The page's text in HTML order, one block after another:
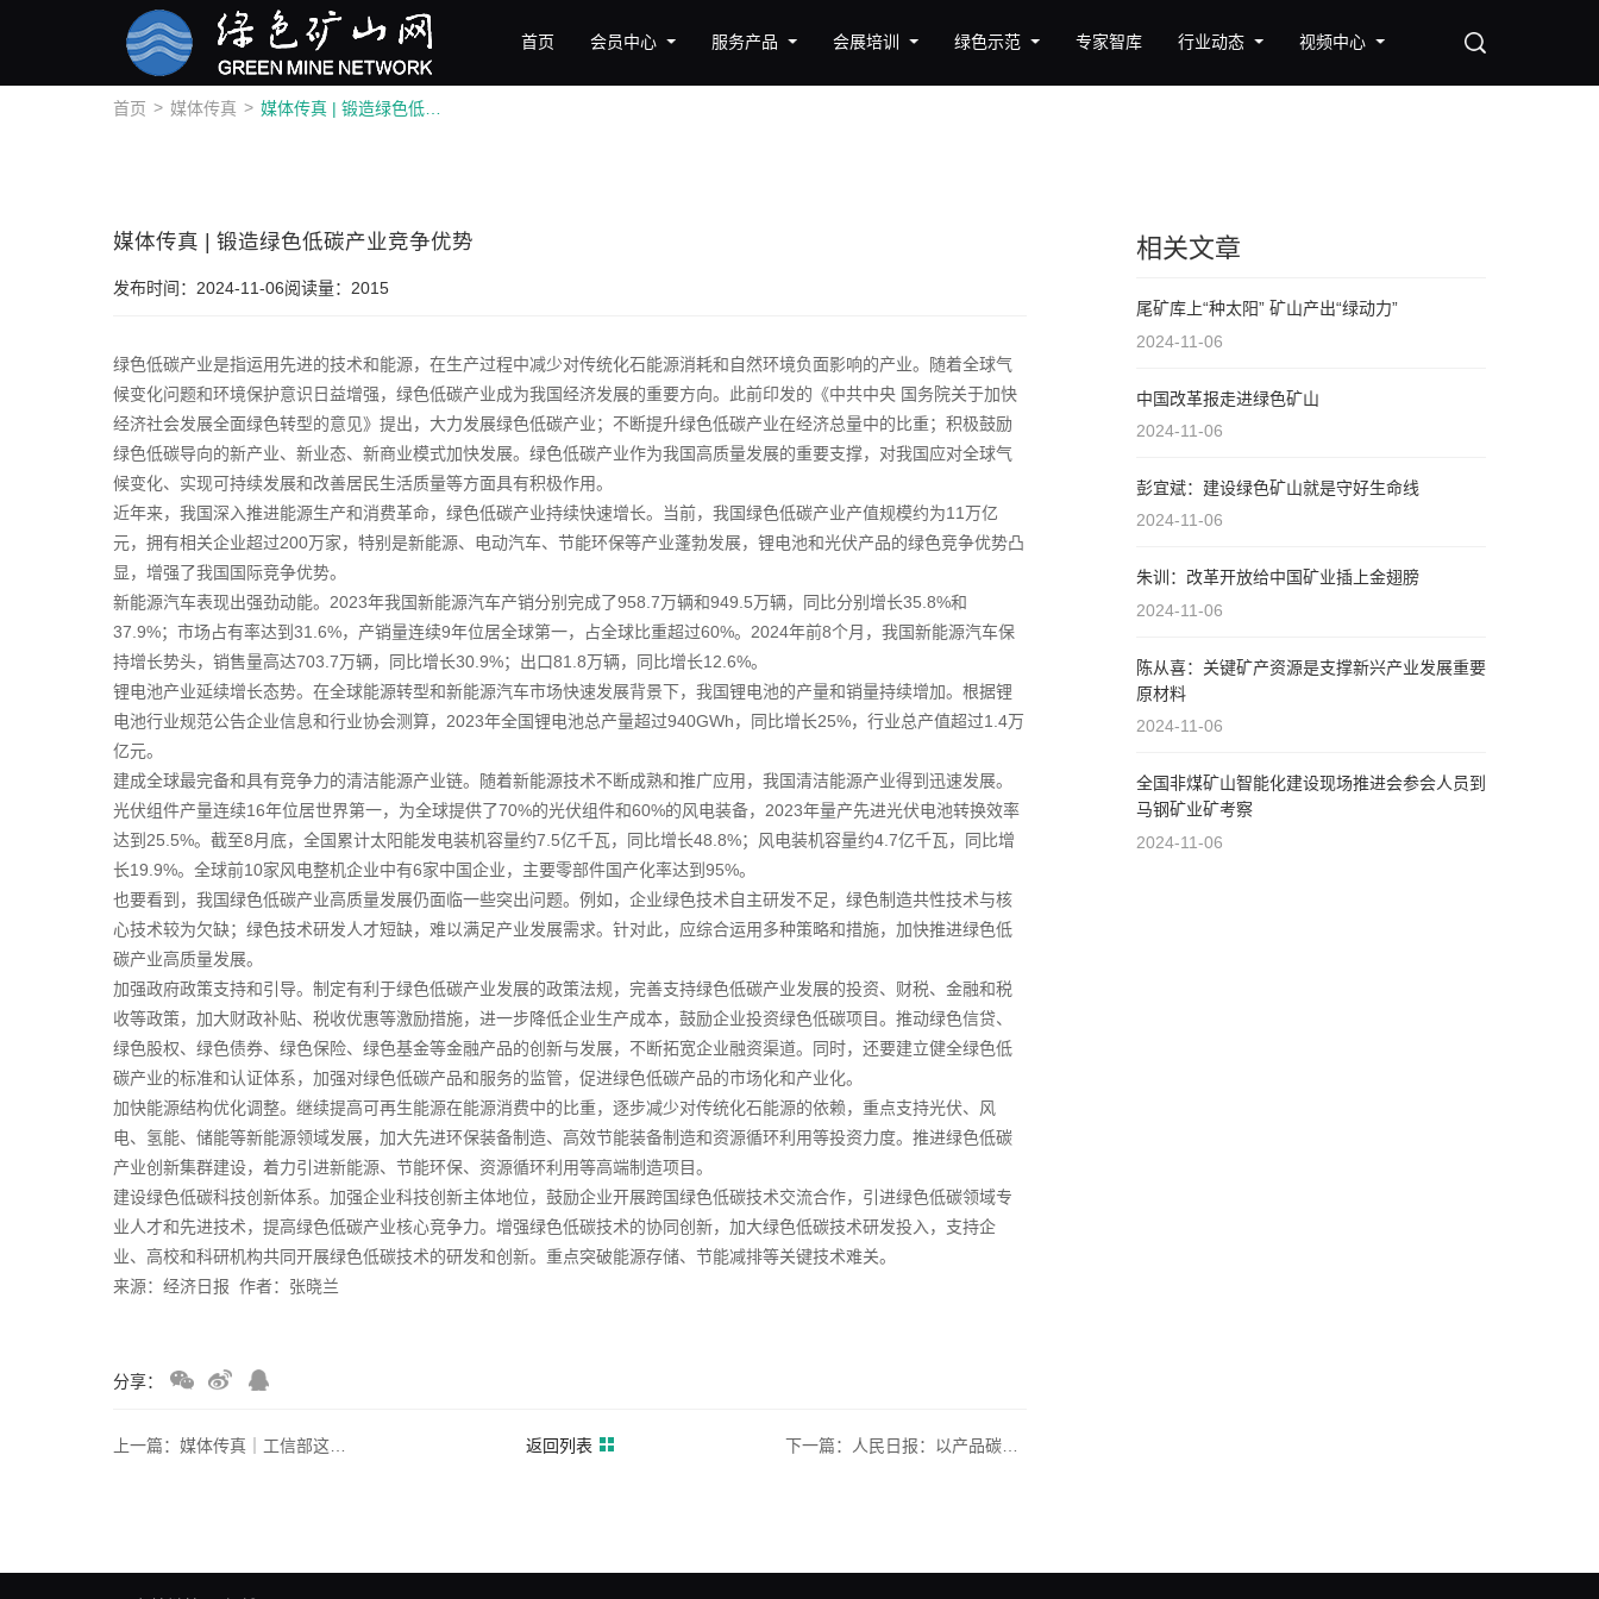
首页 会员中心 服务产品 会展培训 绿色示范 专家智库 行业动态 视频中心
首页 > 媒体传真 > 媒体传真 | 锻造绿色低碳产业竞争优势
媒体传真 | 锻造绿色低碳产业竞争优势
发布时间：2024-11-06阅读量：2015
绿色低碳产业是指运用先进的技术和能源，在生产过程中减少对传统化石能源消耗和自然环境负面影响的产业。随着全球气
候变化问题和环境保护意识日益增强，绿色低碳产业成为我国经济发展的重要方向。此前印发的《中共中央 国务院关于加快
经济社会发展全面绿色转型的意见》提出，大力发展绿色低碳产业；不断提升绿色低碳产业在经济总量中的比重；积极鼓励
绿色低碳导向的新产业、新业态、新商业模式加快发展。绿色低碳产业作为我国高质量发展的重要支撑，对我国应对全球气
候变化、实现可持续发展和改善居民生活质量等方面具有积极作用。
近年来，我国深入推进能源生产和消费革命，绿色低碳产业持续快速增长。当前，我国绿色低碳产业产值规模约为11万亿
元，拥有相关企业超过200万家，特别是新能源、电动汽车、节能环保等产业蓬勃发展，锂电池和光伏产品的绿色竞争优势凸
显，增强了我国国际竞争优势。
新能源汽车表现出强劲动能。2023年我国新能源汽车产销分别完成了958.7万辆和949.5万辆，同比分别增长35.8%和
37.9%；市场占有率达到31.6%，产销量连续9年位居全球第一，占全球比重超过60%。2024年前8个月，我国新能源汽车保
持增长势头，销售量高达703.7万辆，同比增长30.9%；出口81.8万辆，同比增长12.6%。
锂电池产业延续增长态势。在全球能源转型和新能源汽车市场快速发展背景下，我国锂电池的产量和销量持续增加。根据锂
电池行业规范公告企业信息和行业协会测算，2023年全国锂电池总产量超过940GWh，同比增长25%，行业总产值超过1.4万
亿元。
建成全球最完备和具有竞争力的清洁能源产业链。随着新能源技术不断成熟和推广应用，我国清洁能源产业得到迅速发展。
光伏组件产量连续16年位居世界第一，为全球提供了70%的光伏组件和60%的风电装备，2023年量产先进光伏电池转换效率
达到25.5%。截至8月底，全国累计太阳能发电装机容量约7.5亿千瓦，同比增长48.8%；风电装机容量约4.7亿千瓦，同比增
长19.9%。全球前10家风电整机企业中有6家中国企业，主要零部件国产化率达到95%。
也要看到，我国绿色低碳产业高质量发展仍面临一些突出问题。例如，企业绿色技术自主研发不足，绿色制造共性技术与核
心技术较为欠缺；绿色技术研发人才短缺，难以满足产业发展需求。针对此，应综合运用多种策略和措施，加快推进绿色低
碳产业高质量发展。
加强政府政策支持和引导。制定有利于绿色低碳产业发展的政策法规，完善支持绿色低碳产业发展的投资、财税、金融和税
收等政策，加大财政补贴、税收优惠等激励措施，进一步降低企业生产成本，鼓励企业投资绿色低碳项目。推动绿色信贷、
绿色股权、绿色债券、绿色保险、绿色基金等金融产品的创新与发展，不断拓宽企业融资渠道。同时，还要建立健全绿色低
碳产业的标准和认证体系，加强对绿色低碳产品和服务的监管，促进绿色低碳产品的市场化和产业化。
加快能源结构优化调整。继续提高可再生能源在能源消费中的比重，逐步减少对传统化石能源的依赖，重点支持光伏、风
电、氢能、储能等新能源领域发展，加大先进环保装备制造、高效节能装备制造和资源循环利用等投资力度。推进绿色低碳
产业创新集群建设，着力引进新能源、节能环保、资源循环利用等高端制造项目。
建设绿色低碳科技创新体系。加强企业科技创新主体地位，鼓励企业开展跨国绿色低碳技术交流合作，引进绿色低碳领域专
业人才和先进技术，提高绿色低碳产业核心竞争力。增强绿色低碳技术的协同创新，加大绿色低碳技术研发投入，支持企
业、高校和科研机构共同开展绿色低碳技术的研发和创新。重点突破能源存储、节能减排等关键技术难关。
来源：经济日报 作者：张晓兰
分享：
上一篇：媒体传真｜工信部这个通知将企业参与团体标准的意义讲得很明白 返回列表 下一篇：人民日报：以产品碳足迹推动行业绿色发展
相关文章
尾矿库上“种太阳” 矿山产出“绿动力”
2024-11-06
中国改革报走进绿色矿山
2024-11-06
彭宜斌：建设绿色矿山就是守好生命线
2024-11-06
朱训：改革开放给中国矿业插上金翅膀
2024-11-06
陈从喜：关键矿产资源是支撑新兴产业发展重要
原材料
2024-11-06
全国非煤矿山智能化建设现场推进会参会人员到
马钢矿业矿考察
2024-11-06